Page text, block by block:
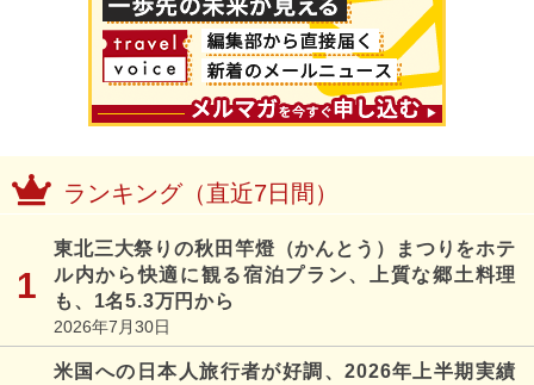
ランキング（直近7日間）
東北三大祭りの秋田竿燈（かんとう）まつりをホテ
ル内から快適に観る宿泊プラン、上質な郷土料理
も、1名5.3万円から
2026年7月30日
米国への日本人旅行者が好調、2026年上半期実績